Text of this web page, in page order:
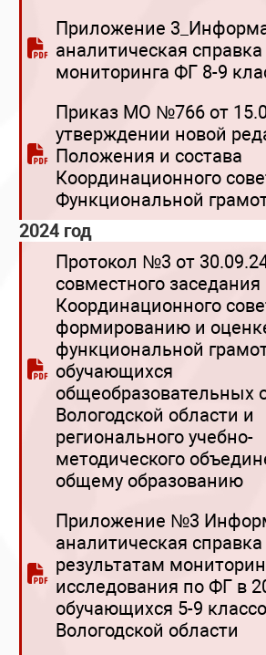
Приложение
аналитическая справка
мониторинга ФГ 8-9
Приказ МО №766 от
утверждении новой
Положения и состава
Координационного
Функциональной
2024 год
Протокол №3 от
совместного заседания
Координационного
формированию и
функциональной
обучающихся
общеобразовательных
Вологодской области и
регионального учебно-
методического
общему образованию
Приложение №3
аналитическая
результатам
исследования по ФГ в
обучающихся 5-9
Вологодской области